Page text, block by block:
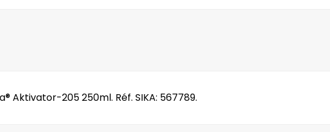
Aktivator-205 250ml. Réf. SIKA: 567789.